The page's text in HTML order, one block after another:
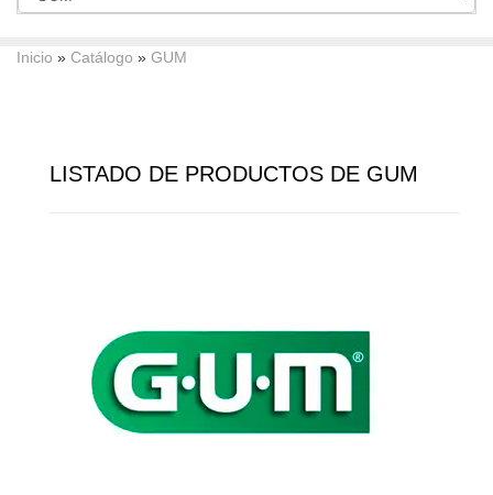
Inicio » Catálogo » GUM
LISTADO DE PRODUCTOS DE GUM